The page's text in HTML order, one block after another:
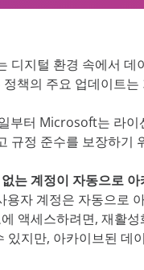
디지털 환경 속에서
책의 주요 업데이트
부터 Microsoft는 라이
규정 준수를 보장하기
는 계정이 자동으로
용자 계정은 자동으로
액세스하려면, 재활
있지만, 아카이브된 데